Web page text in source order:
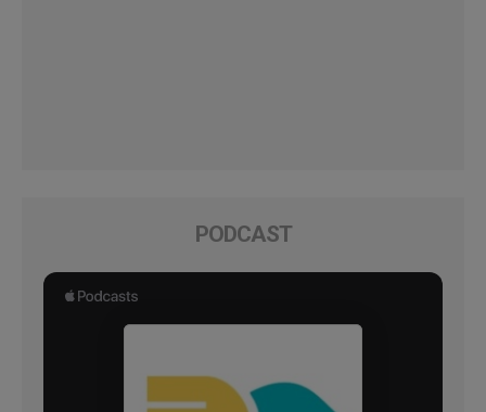
PODCAST